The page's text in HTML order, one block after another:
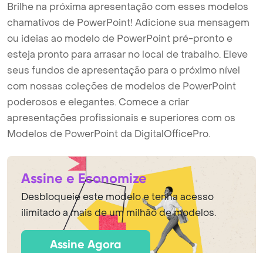
Brilhe na próxima apresentação com esses modelos
chamativos de PowerPoint! Adicione sua mensagem
ou ideias ao modelo de PowerPoint pré-pronto e
esteja pronto para arrasar no local de trabalho. Eleve
seus fundos de apresentação para o próximo nível
com nossas coleções de modelos de PowerPoint
poderosos e elegantes. Comece a criar
apresentações profissionais e superiores com os
Modelos de PowerPoint da DigitalOfficePro.
Assine e Economize
Desbloqueie este modelo e tenha acesso
ilimitado a mais de um milhão de modelos.
Assine Agora